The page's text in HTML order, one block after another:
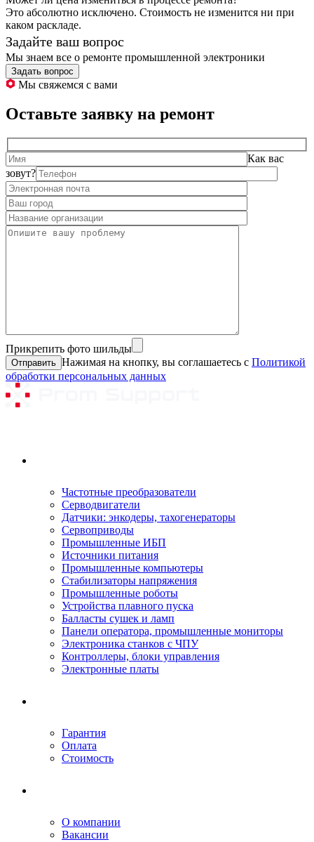
Это абсолютно исключено. Стоимость не изменится ни при
каком раскладе.
Задайте ваш вопрос
Мы знаем все о ремонте промышленной электроники
Задать вопрос
Мы свяжемся с вами
Оставьте заявку на ремонт
Как вас
зовут?
Прикрепить фото шильды
Нажимая на кнопку, вы соглашаетесь с Политикой
обработки персональных данных
Частотные преобразователи
Серводвигатели
Датчики: энкодеры, тахогенераторы
Сервоприводы
Промышленные ИБП
Источники питания
Промышленные компьютеры
Стабилизаторы напряжения
Промышленные роботы
Устройства плавного пуска
Балласты сушек и ламп
Панели оператора, промышленные мониторы
Электроника станков с ЧПУ
Контроллеры, блоки управления
Электронные платы
Гарантия
Оплата
Стоимость
О компании
Вакансии